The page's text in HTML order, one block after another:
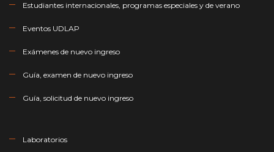
Estudiantes internacionales, programas especiales y de verano
Eventos UDLAP
Exámenes de nuevo ingreso
Guía, examen de nuevo ingreso
Guía, solicitud de nuevo ingreso
Laboratorios